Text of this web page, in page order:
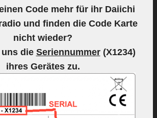
Code mehr für ihr Daiichi
und finden die Code Karte
nicht wieder?
die Seriennummer(X1234)
ihres Gerätes zu.